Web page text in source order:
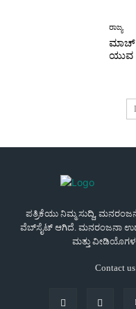
ರಾಜ್ಯ
ಮಾಚ್
ಯುವ
ಪತ್ರಿಕೆಯು ನಿಮ್ಮ ಸುದ್ದಿ,
ವೆಬ್‌ಸೈಟ್ ಆಗಿದೆ. ಮನರಂಜನಾ
ಮತ್ತು
Contact